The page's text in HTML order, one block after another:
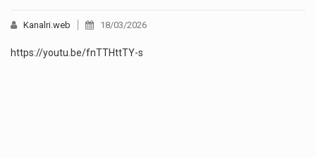
Kanalri.web 18/03/2026
https://youtu.be/fnTTHttTY-s